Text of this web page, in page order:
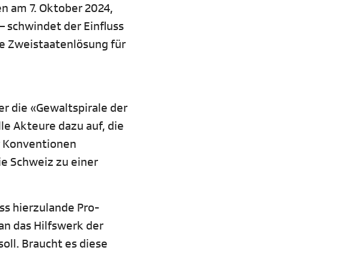
am 7. Oktober 2024,
schwindet der Einfluss
Zweistaatenlösung für
die «Gewaltspirale der
Akteure dazu auf, die
Schweiz zu einer
hierzulande Pro-
das Hilfswerk der
Braucht es diese